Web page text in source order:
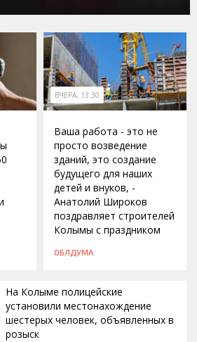
ВЧЕРА, 13:30
Ваша работа - это не
просто возведение
зданий, это создание
будущего для наших
детей и внуков, -
Анатолий Широков
поздравляет строителей
Колымы с праздником
ОБЛДУМА
На Колыме полицейские
установили местонахождение
шестерых человек, объявленных в
розыск